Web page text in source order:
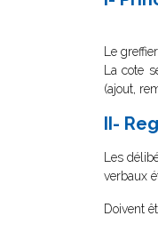
Le
La cote
(ajout,
II-
Les
verbaux
Doivent